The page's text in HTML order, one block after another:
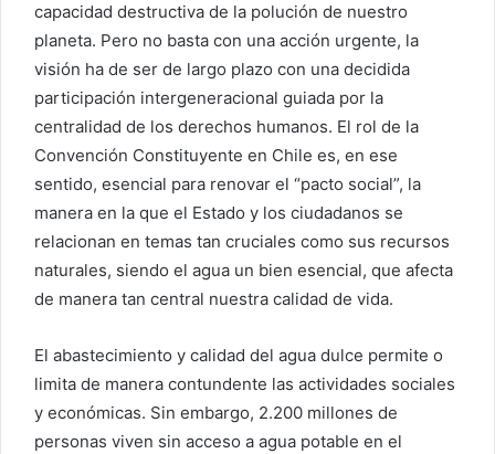
capacidad destructiva de la polución de nuestro
planeta. Pero no basta con una acción urgente, la
visión ha de ser de largo plazo con una decidida
participación intergeneracional guiada por la
centralidad de los derechos humanos. El rol de la
Convención Constituyente en Chile es, en ese
sentido, esencial para renovar el “pacto social”, la
manera en la que el Estado y los ciudadanos se
relacionan en temas tan cruciales como sus recursos
naturales, siendo el agua un bien esencial, que afecta
de manera tan central nuestra calidad de vida.
El abastecimiento y calidad del agua dulce permite o
limita de manera contundente las actividades sociales
y económicas. Sin embargo, 2.200 millones de
personas viven sin acceso a agua potable en el